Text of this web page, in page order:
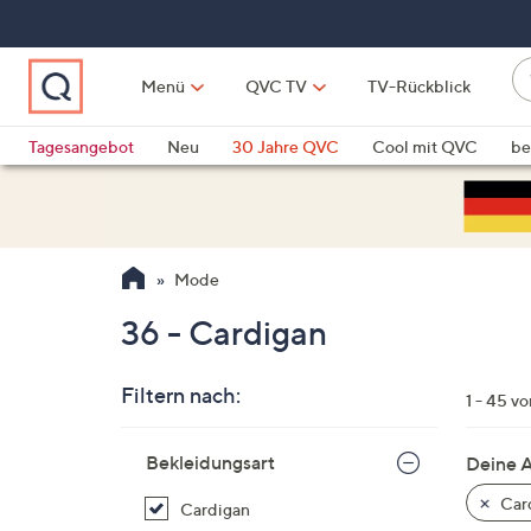
springen
Menü QVC TV TV-Rückblick
Tagesangebot
Neu 30 Jahre QVC Cool mit QVC
Mode
36 - Cardigan
Filtern nach:
Produktliste
Bekleidungsart
Cardigan
1 - 45
Deine